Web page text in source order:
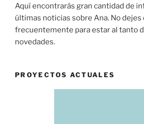
Aquí encontrarás gran cantidad de
últimas noticias sobre Ana. No
frecuentemente para estar al tanto
novedades.
PROYECTOS ACTUALES